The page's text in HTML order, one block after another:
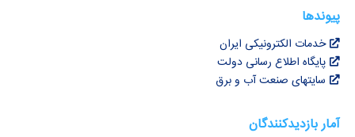
پیوندها
خدمات الکترونیکی ایران
پایگاه اطلاع رسانی دولت
سایتهای صنعت آب و برق
آمار بازدیدکنندگان